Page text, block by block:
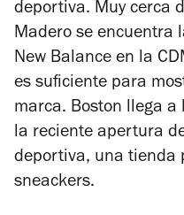
deportiva. Muy cerca
Madero se encuentra
New Balance en la
es suficiente para
marca. Boston llega a
la reciente apertura
deportiva, una tienda
sneackers.